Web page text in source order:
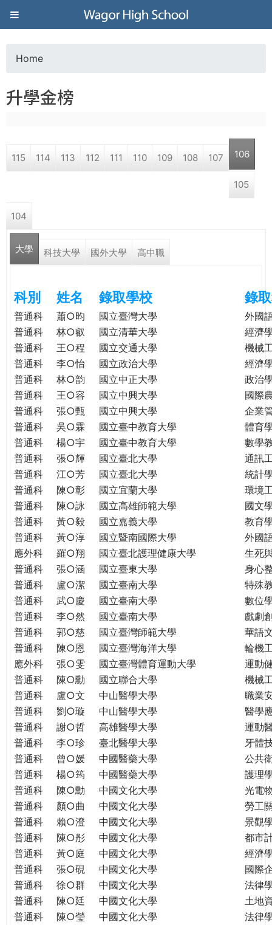
Jump to navigation
葳
格
高
學
際．
格。
民。
WAGOR
TODAY
THE
WORLD
TOMORROW
PUTTING
YOU
ON
THE
PATH
GLOBAL
CITIZENSHIP
o
a
e
h
r
e
Home
升學金榜
115 114 113 112 111 110 109 108 107 106
105
104
大學 科技大學 國外大學 高中職
科別 姓名 錄取學校 錄
普通科 蕭○昀 國立臺灣大學
外國
普通科
林○叡 國立清華大學
經濟
普通科
王○程 國立交通大學
機械
普通科
李○怡 國立政治大學
經濟
普通科
林○韵 國立中正大學
政治
普通科
王○容 國立中興大學
國際
普通科
張○甄 國立中興大學
企業
普通科
吳○霖 國立臺中教育大學
體育
普通科
楊○宇 國立臺中教育大學
數學
普通科
張○輝 國立臺北大學
通訊
普通科
江○芳 國立臺北大學
統計
普通科
陳○彰 國立宜蘭大學
環境
普通科
陳○詠 國立高雄師範大學
國文
普通科
黃○毅 國立嘉義大學
教育
普通科
黃○淳 國立暨南國際大學
外國
應外科
羅○翔 國立臺北護理健康大學
生死
普通科
張○涵 國立臺東大學
身心
普通科
盧○潔 國立臺南大學
特殊
普通科
武○慶 國立臺南大學
數位
普通科
李○然 國立臺南大學
戲劇
普通科
郭○慈 國立臺灣師範大學
華語
普通科
陳○恩 國立臺灣海洋大學
輪機
應外科
張○雯 國立臺灣體育運動大學
運動
普通科
陳○勳 國立聯合大學
機械
普通科
盧○文 中山醫學大學
職業
普通科
劉○璇 中山醫學大學
醫學
普通科
謝○哲 高雄醫學大學
運動
普通科
李○珍 臺北醫學大學
牙體
普通科
曾○媛 中國醫藥大學
公共
普通科
楊○筠 中國醫藥大學
護理
普通科
陳○勳 中國文化大學
光電
普通科
顏○曲 中國文化大學
勞工
普通科
賴○澄 中國文化大學
景觀
普通科
陳○彤 中國文化大學
都市
普通科
黃○庭 中國文化大學
經濟
普通科
張○硯 中國文化大學
國際
普通科
徐○群 中國文化大學
法律
普通科
陳○廷 中國文化大學
土地
普通科
陳○瑩 中國文化大學
法律